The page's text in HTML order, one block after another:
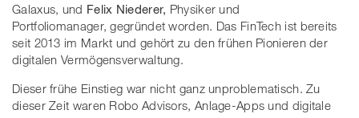
Galaxus, und Felix Niederer, Physiker und
Portfoliomanager, gegründet worden. Das FinTech ist bereits
seit 2013 im Markt und gehört zu den frühen Pionieren der
digitalen Vermögensverwaltung.
Dieser frühe Einstieg war nicht ganz unproblematisch. Zu
dieser Zeit waren Robo Advisors, Anlage-Apps und digitale